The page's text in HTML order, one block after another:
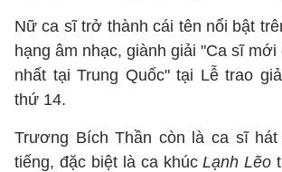
Nữ ca sĩ trở thành cái tên nổi bật
hạng âm nhạc, giành giải "Ca sĩ
nhất tại Trung Quốc" tại Lễ trao
thứ 14.
Trương Bích Thần còn là ca sĩ hát
tiếng, đặc biệt là ca khúcLạnh Lẽo